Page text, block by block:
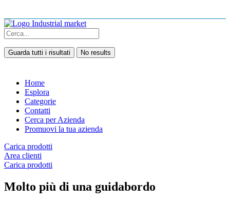
Guarda tutti i risultati No results
Home
Esplora
Categorie
Contatti
Cerca per Azienda
Promuovi la tua azienda
Carica prodotti
Area clienti
Carica prodotti
Molto più di una guidabordo